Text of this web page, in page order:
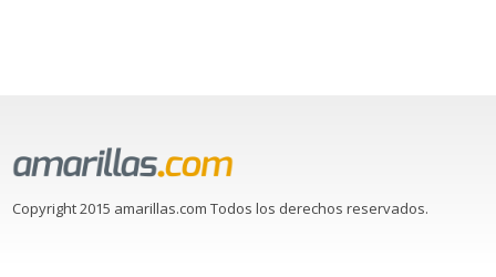
Copyright 2015 amarillas.com Todos los derechos reservados.